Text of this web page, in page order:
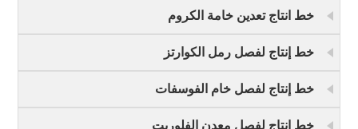
خط انتاج تعدين خامة الكروم
خط إنتاج لفصل رمل الكوارتز
خط إنتاج لفصل خام الفوسفات
خط إنتاج لفصل معدن الفلوريت